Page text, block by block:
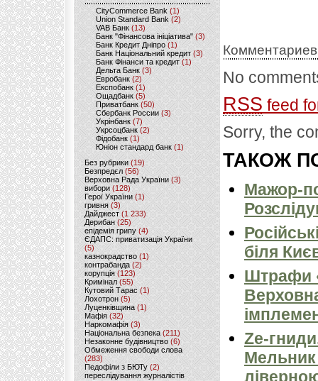
CityCommerce Bank (1)
Union Standard Bank (2)
VAB Банк (13)
Банк "Фінансова ініціатива" (3)
Банк Кредит Дніпро (1)
Банк Національний кредит (3)
Банк Фінанси та кредит (1)
Дельта Банк (3)
Евробанк(2)
Експобанк (1)
Ощадбанк(5)
Приватбанк (50)
Сбербанк России (3)
Укрінбанк(7)
Укрсоцбанк (2)
Фідобанк (1)
Юніон стандард банк(1)
Без рубрики (19)
Безпредєл(56)
Верховна Рада України (3)
вибори(128)
Герої України(1)
гривня (3)
Дайджест (1 233)
Дерибан (25)
епідемія грипу (4)
ЄДАПС: приватизація України
(5)
казнокрадство (1)
контрабанда (2)
корупція (123)
Кримінал (55)
Кутовий Тарас (1)
Лохотрон(5)
Луценківщина (1)
Мафія (32)
Наркомафія (3)
Національна безпека (211)
Незаконне будівництво(6)
Обмеження свободи слова
(283)
Педофіли з БЮТу (2)
переслідування журналістів
No
RSS feed
Sorry, the
ТАКОЖ
Мажор-
біля
Штрафи
Ze-